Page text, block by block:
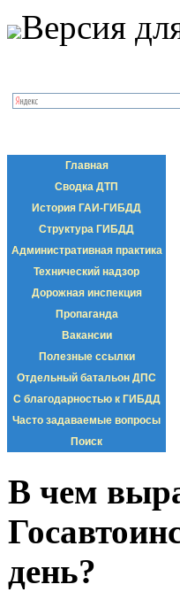
Версия
Главная
Сводка ДТП
История ГАИ-ГИБДД
Структура ГИБДД
Административная практика
Технический надзор
Дорожная инспекция
Пропаганда
Вакансии
Полезные ссылки
Отдельный батальон ДПС
С благодарностью к ГИБДД
Часто задаваемые вопросы
Поиск
В чем
день?